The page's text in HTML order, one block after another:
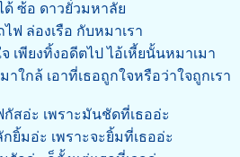
ด้ ซ้อ ดาวยั่วมหาลัย
ฟ ล่องเรือ กับหมาเรา
เพียงทิ้งอดีตไป ไอ้เหี้ยนั้นหมาเมา
ใกล้ เอาที่เธอถูกใจหรือว่าใจถูกเรา
สอ่ะ เพราะมันชัดที่เธออ่ะ
ยิ้มอ่ะ เพราะจะยิ้มที่เธออ่ะ